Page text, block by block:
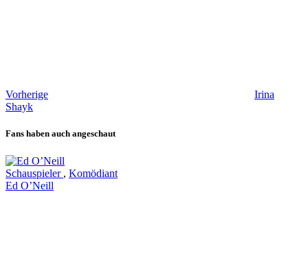
Vorherige
Irina
Shayk
Fans haben auch angeschaut
Schauspieler , Komödiant
Ed O’Neill